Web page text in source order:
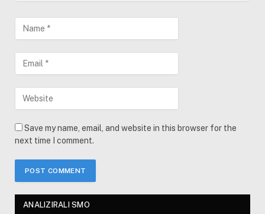
Save my name, email, and website in this browser for the
next time I comment.
ANALIZIRALI SMO